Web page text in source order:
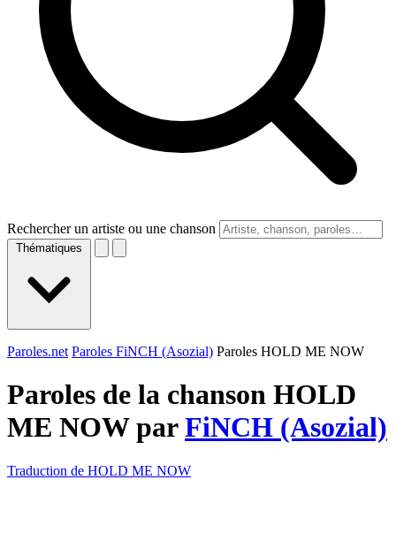
Rechercher un artiste ou une chanson
Thématiques
Paroles.net Paroles FiNCH (Asozial) Paroles HOLD ME NOW
Paroles de la chanson HOLD
ME NOW parFiNCH (Asozial)
Traduction de HOLD ME NOW